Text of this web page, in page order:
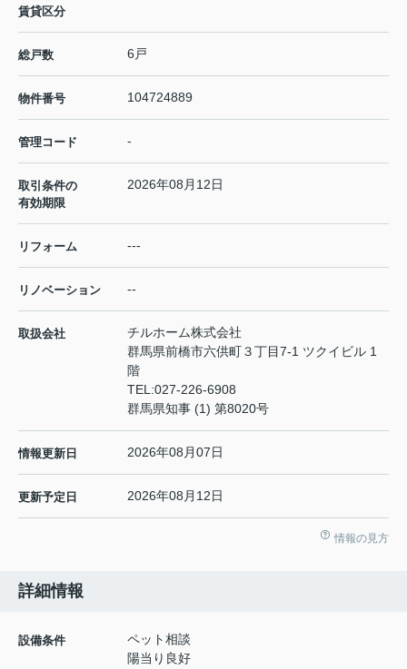
賃貸区分
総戸数 6戸
物件番号 104724889
管理コード -
取引条件の
有効期限
2026年08月12日
リフォーム ---
リノベーション --
取扱会社
チルホーム株式会社
群馬県前橋市六供町３丁目7-1 ツクイビル 1
階
TEL:027-226-6908
群馬県知事 (1) 第8020号
情報更新日 2026年08月07日
更新予定日 2026年08月12日
情報の見方
詳細情報
設備条件
ペット相談
陽当り良好